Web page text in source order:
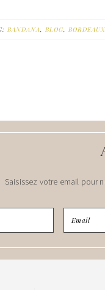
BANDANA, BLOG, BORDEAUX
Saisissez votre email pour